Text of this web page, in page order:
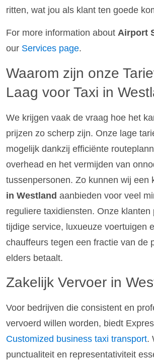
ritten, wat jou als klant ten goede
For more information about Airport
our Services page.
Waarom zijn onze
Laag voor Taxi in
We krijgen vaak de vraag hoe het
prijzen zo scherp zijn. Onze lage
mogelijk dankzij efficiënte
overhead en het vermijden van
tussenpersonen. Zo kunnen wij een
in Westland aanbieden voor veel
reguliere taxidiensten. Onze klanten
tijdige service, luxueuze voertuigen
chauffeurs tegen een fractie van de
elders betaalt.
Zakelijk Vervoer in
Voor bedrijven die consistent en
vervoerd willen worden, biedt
Customized business taxi transport.
punctualiteit en representativiteit